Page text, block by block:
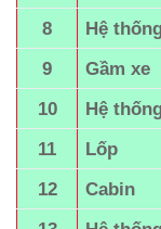
8
Hệ
9
Gầm xe
10
Hệ
11
Lốp
12
Cabin